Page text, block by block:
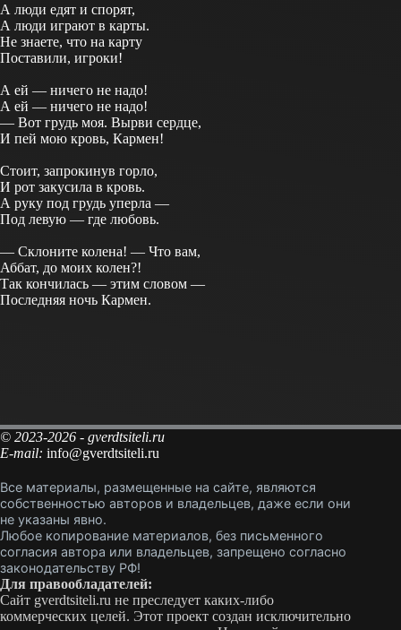
А люди едят и спорят,
А люди играют в карты.
Не знаете, что на карту
Поставили, игроки!
А ей — ничего не надо!
А ей — ничего не надо!
— Вот грудь моя. Вырви сердце,
И пей мою кровь, Кармен!
Стоит, запрокинув горло,
И рот закусила в кровь.
А руку под грудь уперла —
Под левую — где любовь.
— Склоните колена! — Что вам,
Аббат, до моих колен?!
Так кончилась — этим словом —
Последняя ночь Кармен.
© 2023-2026 - gverdtsiteli.ru
E-mail: info@gverdtsiteli.ru
Все материалы, размещенные на сайте, являются
собственностью авторов и владельцев, даже если они
не указаны явно.
Любое копирование материалов, без письменного
согласия автора или владельцев, запрещено согласно
законодательству РФ!
Для правообладателей:
Сайт gverdtsiteli.ru не преследует каких-либо
коммерческих целей. Этот проект создан исключительно